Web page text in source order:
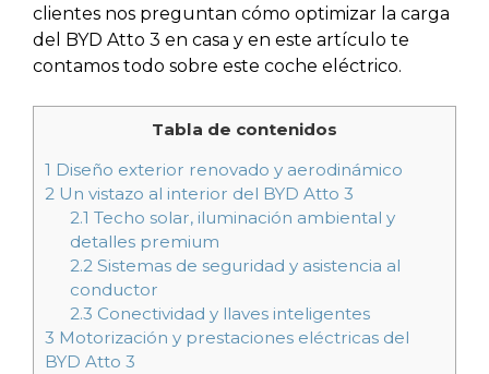
clientes nos preguntan cómo optimizar la carga
del BYD Atto 3 en casa y en este artículo te
contamos todo sobre este coche eléctrico.
Tabla de contenidos
1 Diseño exterior renovado y aerodinámico
2 Un vistazo al interior del BYD Atto 3
2.1 Techo solar, iluminación ambiental y
detalles premium
2.2Sistemas de seguridad y asistencia al
conductor
2.3 Conectividad y llaves inteligentes
3 Motorización y prestaciones eléctricas del
BYD Atto 3